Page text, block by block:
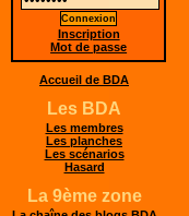
Inscription
Mot de passe
Accueil de BDA
Les BDA
Les membres
Les planches
Les scénarios
Hasard
La 9ème zone